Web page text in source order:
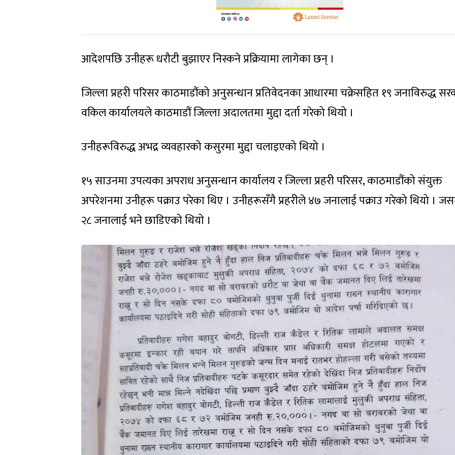
आदेशपछि उनीहरू धरौटी बुझाएर निस्कने प्रक्रियामा लागेका छन् ।
जिल्ला प्रहरी परिसर काठमाडौंको अनुसन्धान प्रतिवेदनका आधारमा चक्रेसहित १९ जनाविरुद्ध
वकिल कार्यालयले काठमाडौं जिल्ला अदालतमा मुद्दा दर्ता गरेको थियो ।
उनीहरूविरुद्ध अभद्र व्यवहारको कसुरमा मुद्दा चलाइएको थियो ।
१५ साउनमा उपत्यका अपराध अनुसन्धान कार्यालय र जिल्ला प्रहरी परिसर, काठमाडौंको संयुक्त
अपरेशनमा उनीहरू पक्राउ परेका थिए । उनीहरूसँगै प्रहरीले ४७ जनालाई पक्राउ गरेको थियो ।
२८ जनालाई भने छाडिएको थियो ।